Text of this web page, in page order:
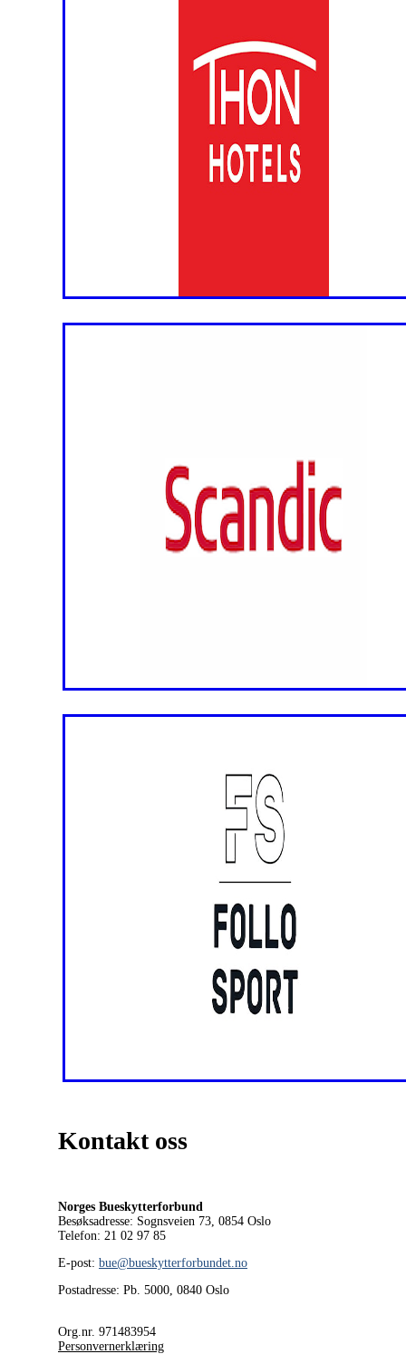
Kontakt oss
Norges Bueskytterforbund
Besøksadresse: Sognsveien 73, 0854 Oslo
Telefon: 21 02 97 85
E-post: bue@bueskytterforbundet.no
Postadresse: Pb. 5000, 0840 Oslo
Org.nr. 971483954
Personvernerklæring